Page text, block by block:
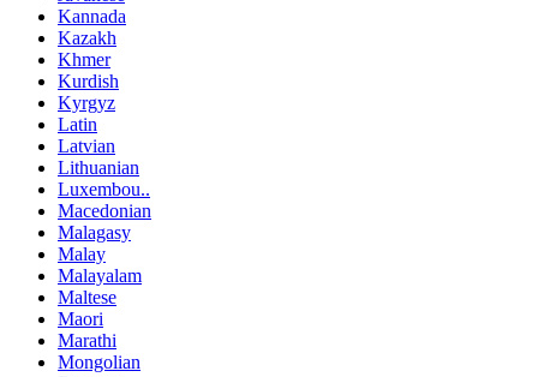
Kannada
Kazakh
Khmer
Kurdish
Kyrgyz
Latin
Latvian
Lithuanian
Luxembou..
Macedonian
Malagasy
Malay
Malayalam
Maltese
Maori
Marathi
Mongolian